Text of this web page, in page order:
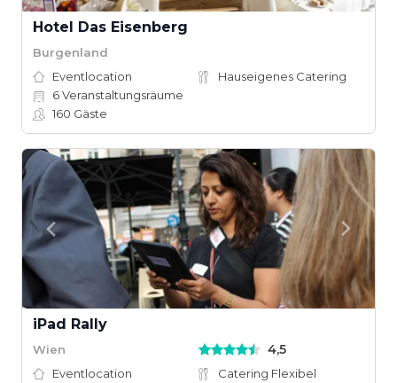
Hotel Das Eisenberg
Burgenland
Eventlocation
Hauseigenes Catering
6Veranstaltungsräume
160 Gäste
iPad Rally
Wien 4,5
Eventlocation
Catering Flexibel